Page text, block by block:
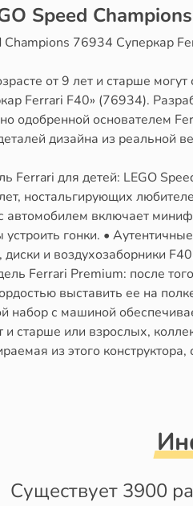
Speed
Champions 76934 Суперкар
от 9 лет и старше
Ferrari F40» (76934).
одобренной основателем
дизайна из реальной
Ferrari для детей: LEGO
ностальгирующих
автомобилем включает
устроить гонки. •
и воздухозаборники
Ferrari Premium: после
выставить ее на
набор с машиной
и старше или взрослых,
из этого
Существует 3900